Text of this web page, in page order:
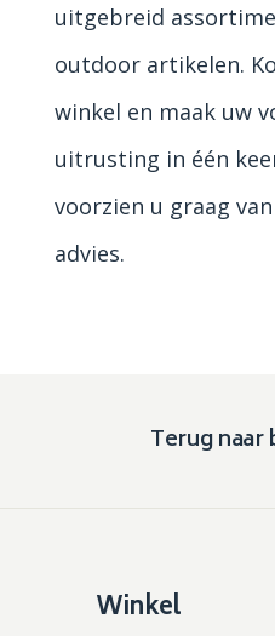
uitgebreid
outdoor artikelen.
winkel en maak uw
uitrusting in één
voorzien u graag
advies.
Terug naar
Winkel